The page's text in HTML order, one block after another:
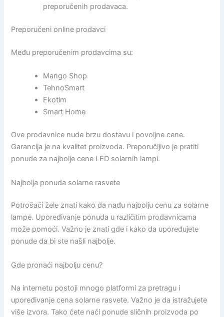
preporučenih prodavaca.
Preporučeni online prodavci
Među preporučenim prodavcima su:
Mango Shop
TehnoSmart
Ekotim
Smart Home
Ove prodavnice nude brzu dostavu i povoljne cene.
Garancija je na kvalitet proizvoda. Preporučljivo je pratiti
ponude za najbolje cene LED solarnih lampi.
Najbolja ponuda solarne rasvete
Potrošači žele znati kako da nađu najbolju cenu za solarne
lampe. Upoređivanje ponuda u različitim prodavnicama
može pomoći. Važno je znati gde i kako da upoređujete
ponude da bi ste našli najbolje.
Gde pronaći najbolju cenu?
Na internetu postoji mnogo platformi za pretragu i
upoređivanje cena solarne rasvete. Važno je da istražujete
više izvora. Tako ćete naći ponude sličnih proizvoda po